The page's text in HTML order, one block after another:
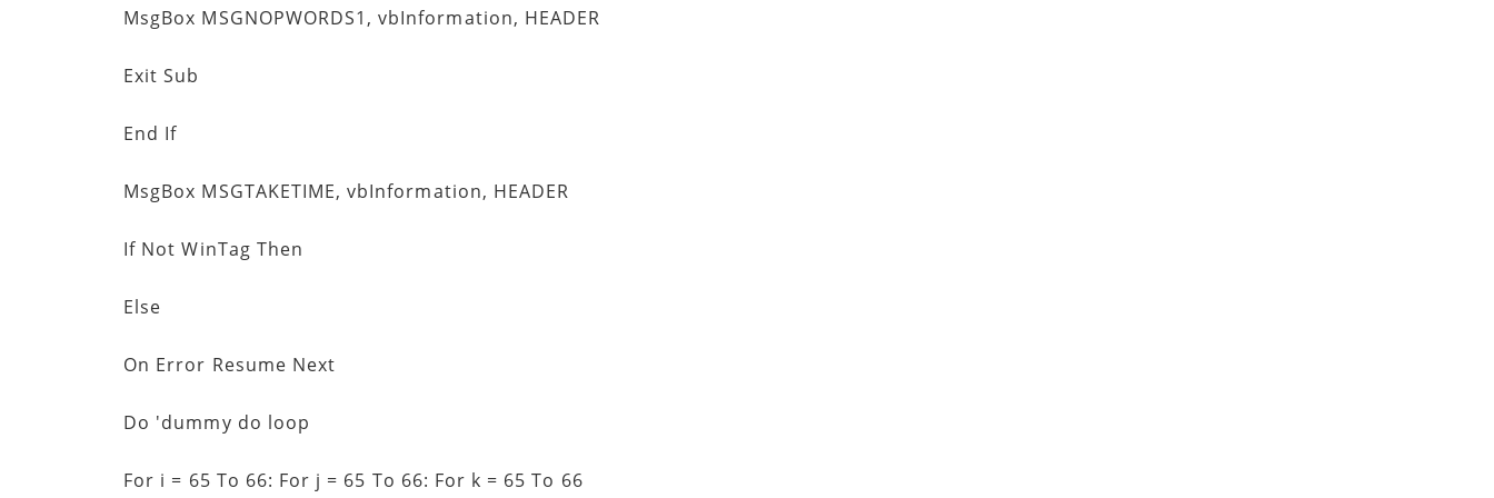
MsgBox MSGNOPWORDS1, vbInformation, HEADER
Exit Sub
End If
MsgBox MSGTAKETIME, vbInformation, HEADER
If Not WinTag Then
Else
On Error Resume Next
Do 'dummy do loop
For i = 65 To 66: For j = 65 To 66: For k = 65 To 66